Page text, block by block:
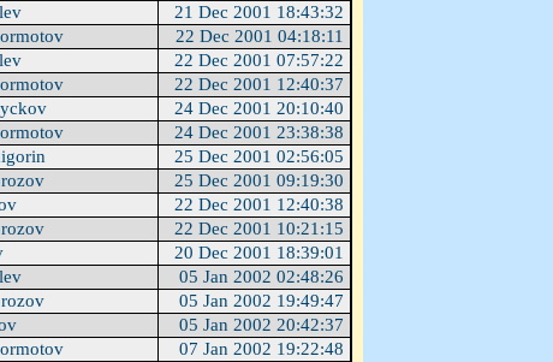
21 Dec 2001 18:43:32
22 Dec 2001 04:18:11
22 Dec 2001 07:57:22
22 Dec 2001 12:40:37
24 Dec 2001 20:10:40
24 Dec 2001 23:38:38
25 Dec 2001 02:56:05
25 Dec 2001 09:19:30
22 Dec 2001 12:40:38
22 Dec 2001 10:21:15
20 Dec 2001 18:39:01
05 Jan 2002 02:48:26
05 Jan 2002 19:49:47
05 Jan 2002 20:42:37
07 Jan 2002 19:22:48